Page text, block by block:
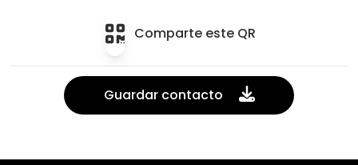
Comparte este QR
Guardar contacto